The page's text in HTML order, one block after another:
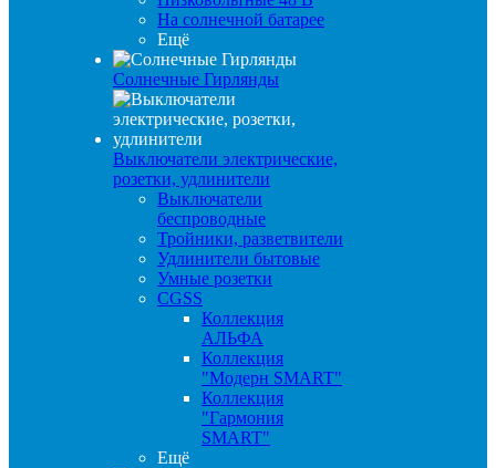
На солнечной батарее
Ещё
Солнечные Гирлянды
Выключатели электрические,
розетки, удлинители
Выключатели
беспроводные
Тройники, разветвители
Удлинители бытовые
Умные розетки
CGSS
Коллекция
АЛЬФА
Коллекция
"Модерн SMART"
Коллекция
"Гармония
SMART"
Ещё